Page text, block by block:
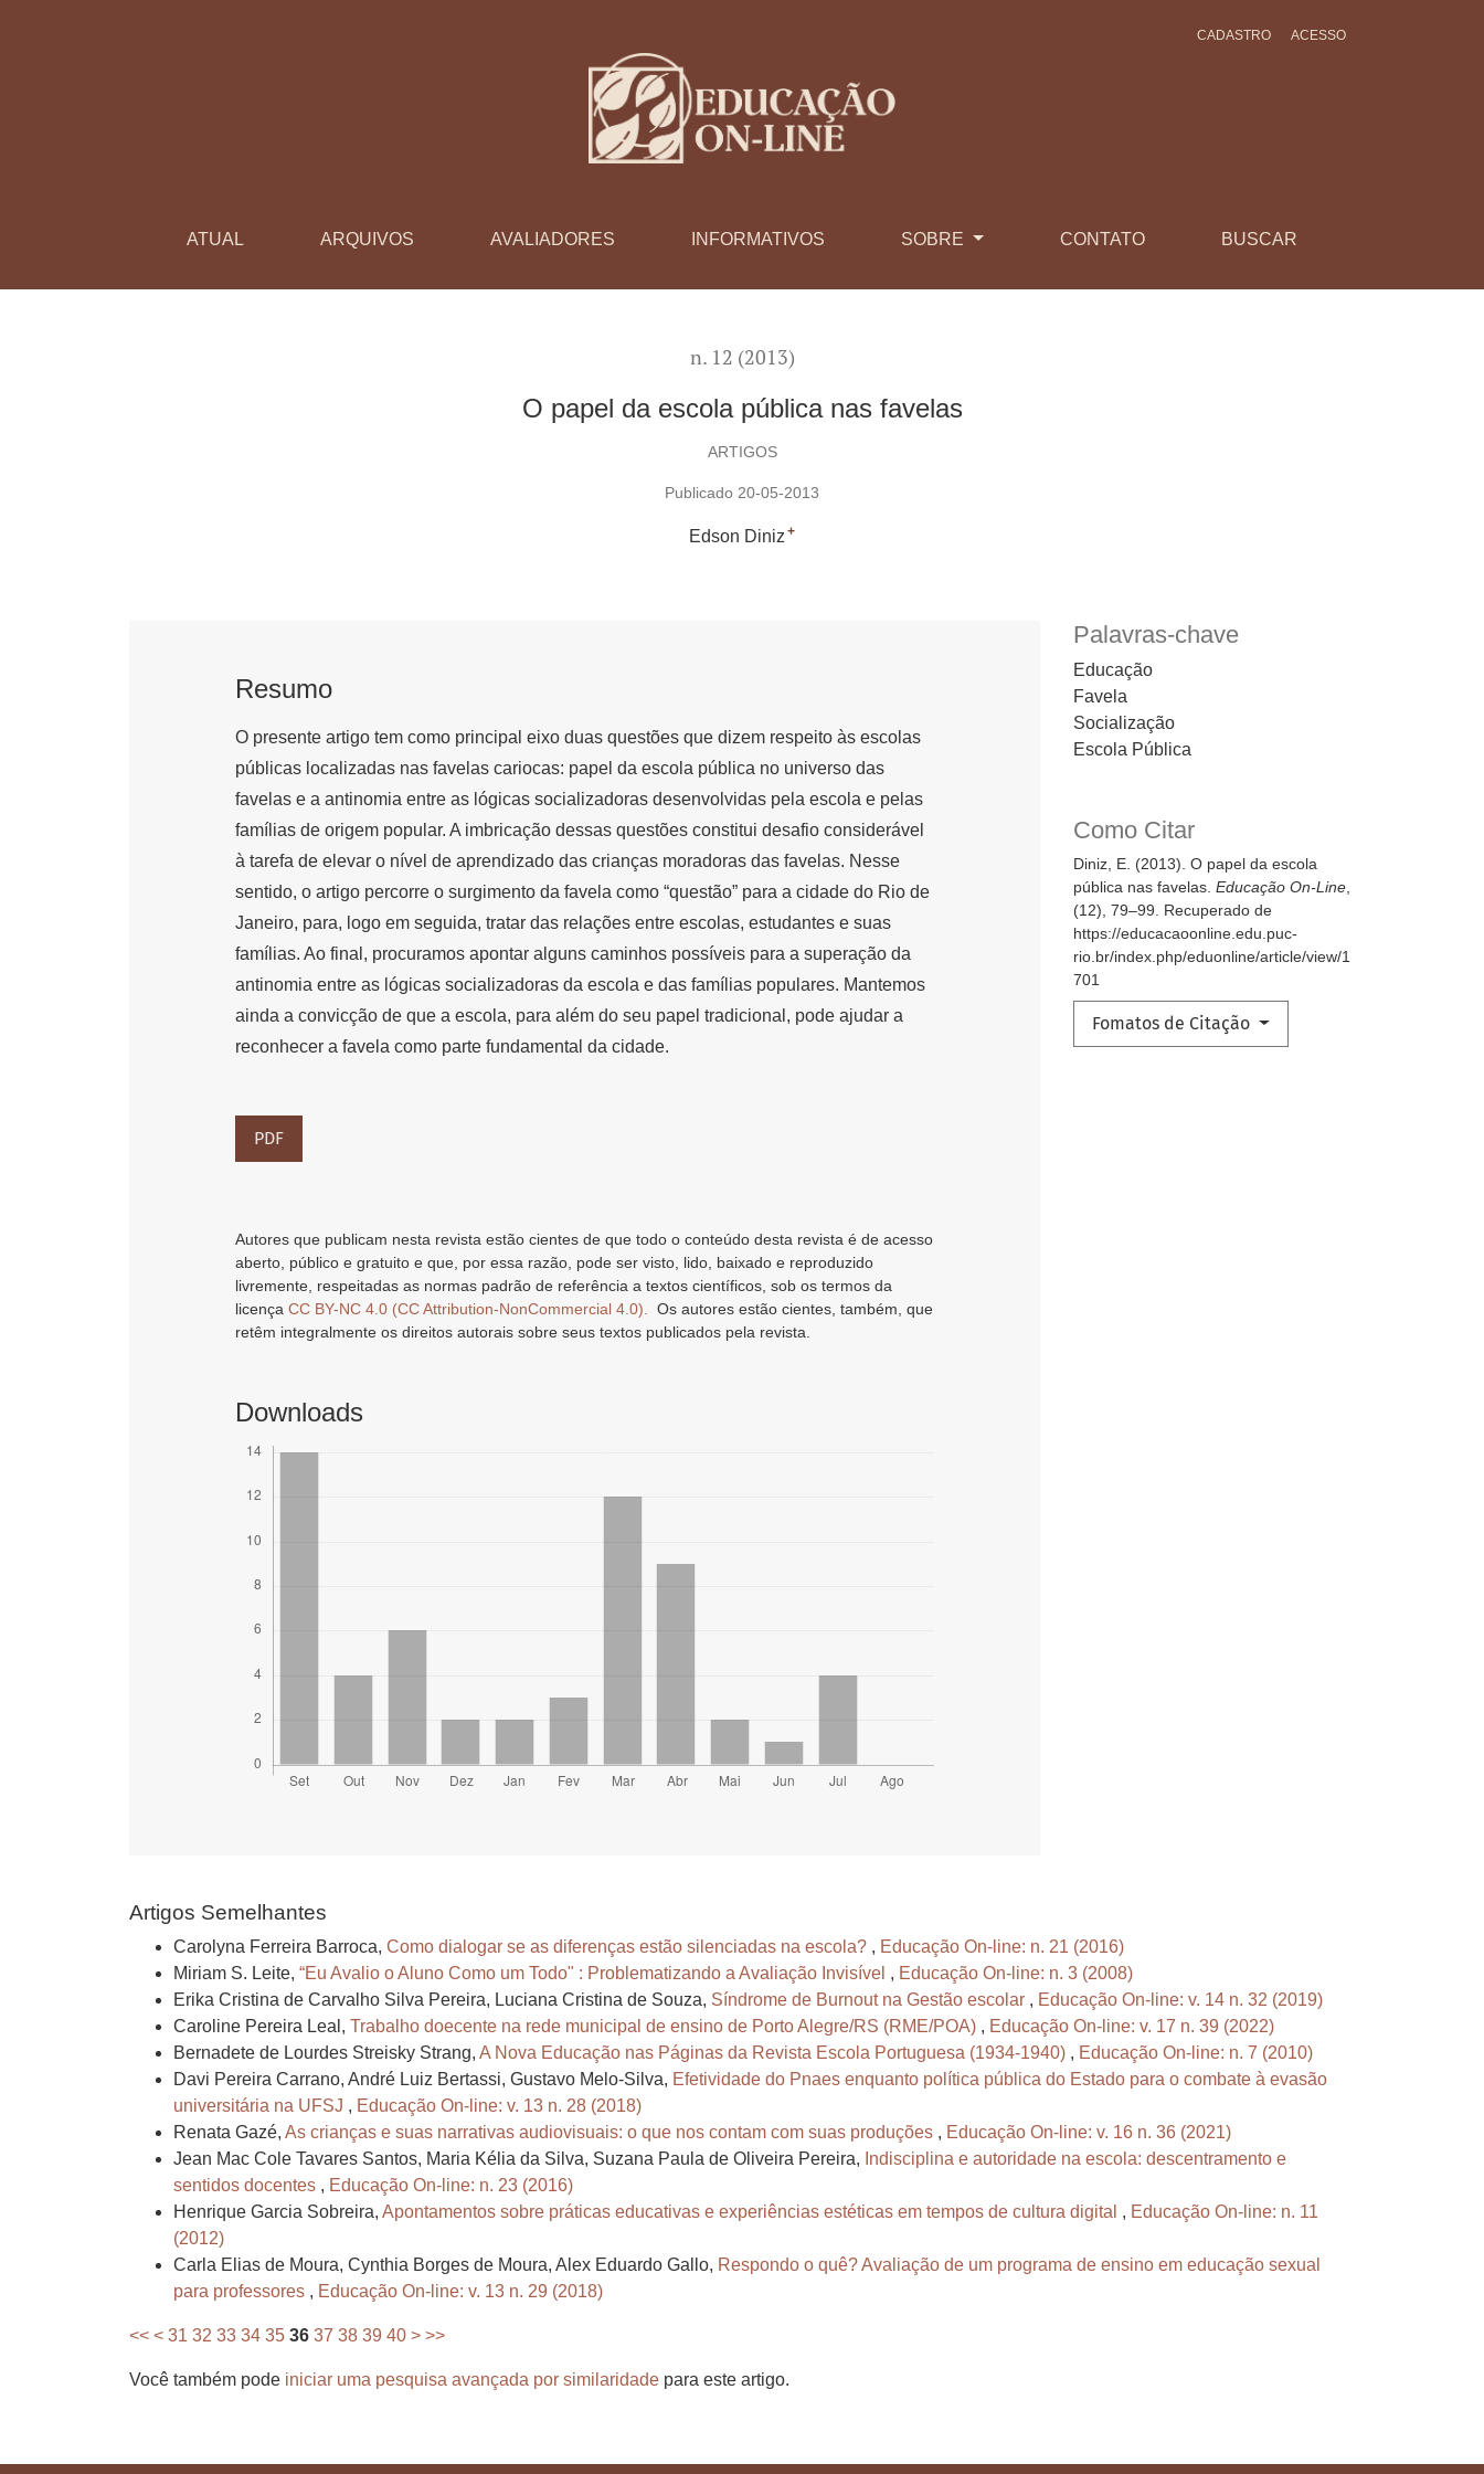
ATUAL ARQUIVOS AVALIADORES INFORMATIVOS SOBRE CONTATO BUSCAR
CADASTRO ACESSO
n. 12 (2013)
O papel da escola pública nas favelas
ARTIGOS
Publicado 20-05-2013
Edson Diniz +
Palavras-chave
Educação
Favela
Socialização
Escola Pública
Como Citar
Diniz, E. (2013). O papel da escola
pública nas favelas. Educação On-Line,
(12), 79–99. Recuperado de
https://educacaoonline.edu.puc-
rio.br/index.php/eduonline/article/view/1
701
Fomatos de Citação
Resumo
O presente artigo tem como principal eixo duas questões que dizem respeito às escolas
públicas localizadas nas favelas cariocas: papel da escola pública no universo das
favelas e a antinomia entre as lógicas socializadoras desenvolvidas pela escola e pelas
famílias de origem popular. A imbricação dessas questões constitui desafio considerável
à tarefa de elevar o nível de aprendizado das crianças moradoras das favelas. Nesse
sentido, o artigo percorre o surgimento da favela como “questão” para a cidade do Rio de
Janeiro, para, logo em seguida, tratar das relações entre escolas, estudantes e suas
famílias. Ao final, procuramos apontar alguns caminhos possíveis para a superação da
antinomia entre as lógicas socializadoras da escola e das famílias populares. Mantemos
ainda a convicção de que a escola, para além do seu papel tradicional, pode ajudar a
reconhecer a favela como parte fundamental da cidade.
PDF
Autores que publicam nesta revista estão cientes de que todo o conteúdo desta revista é de acesso
aberto, público e gratuito e que, por essa razão, pode ser visto, lido, baixado e reproduzido
livremente, respeitadas as normas padrão de referência a textos científicos, sob os termos da
licença CC BY-NC 4.0 (CC Attribution-NonCommercial 4.0). Os autores estão cientes, também, que
retêm integralmente os direitos autorais sobre seus textos publicados pela revista.
Downloads
Artigos Semelhantes
Carolyna Ferreira Barroca, Como dialogar se as diferenças estão silenciadas na escola? , Educação On-line: n. 21 (2016)
Miriam S. Leite, “Eu Avalio o Aluno Como um Todo" : Problematizando a Avaliação Invisível , Educação On-line: n. 3 (2008)
Erika Cristina de Carvalho Silva Pereira, Luciana Cristina de Souza, Síndrome de Burnout na Gestão escolar , Educação On-line: v. 14 n. 32 (2019)
Caroline Pereira Leal, Trabalho doecente na rede municipal de ensino de Porto Alegre/RS (RME/POA) , Educação On-line: v. 17 n. 39 (2022)
Bernadete de Lourdes Streisky Strang, A Nova Educação nas Páginas da Revista Escola Portuguesa (1934-1940) , Educação On-line: n. 7 (2010)
Davi Pereira Carrano, André Luiz Bertassi, Gustavo Melo-Silva, Efetividade do Pnaes enquanto política pública do Estado para o combate à evasão
universitária na UFSJ , Educação On-line: v. 13 n. 28 (2018)
Renata Gazé, As crianças e suas narrativas audiovisuais: o que nos contam com suas produções , Educação On-line: v. 16 n. 36 (2021)
Jean Mac Cole Tavares Santos, Maria Kélia da Silva, Suzana Paula de Oliveira Pereira, Indisciplina e autoridade na escola: descentramento e
sentidos docentes , Educação On-line: n. 23 (2016)
Henrique Garcia Sobreira, Apontamentos sobre práticas educativas e experiências estéticas em tempos de cultura digital , Educação On-line: n. 11
(2012)
Carla Elias de Moura, Cynthia Borges de Moura, Alex Eduardo Gallo, Respondo o quê? Avaliação de um programa de ensino em educação sexual
para professores , Educação On-line: v. 13 n. 29 (2018)
<< < 31 32 33 34 35 36 37 38 39 40 > >>
Você também pode iniciar uma pesquisa avançada por similaridade para este artigo.